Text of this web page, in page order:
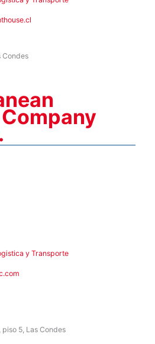
Condes
y Transporte
5, Las Condes